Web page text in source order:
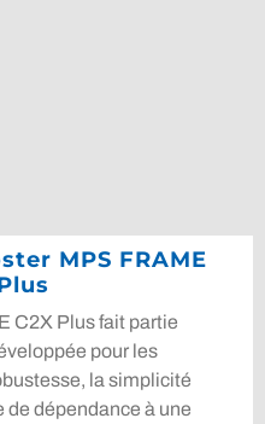
MPS FRAME
C2X Plus fait partie
pour les
la simplicité
de dépendance à une